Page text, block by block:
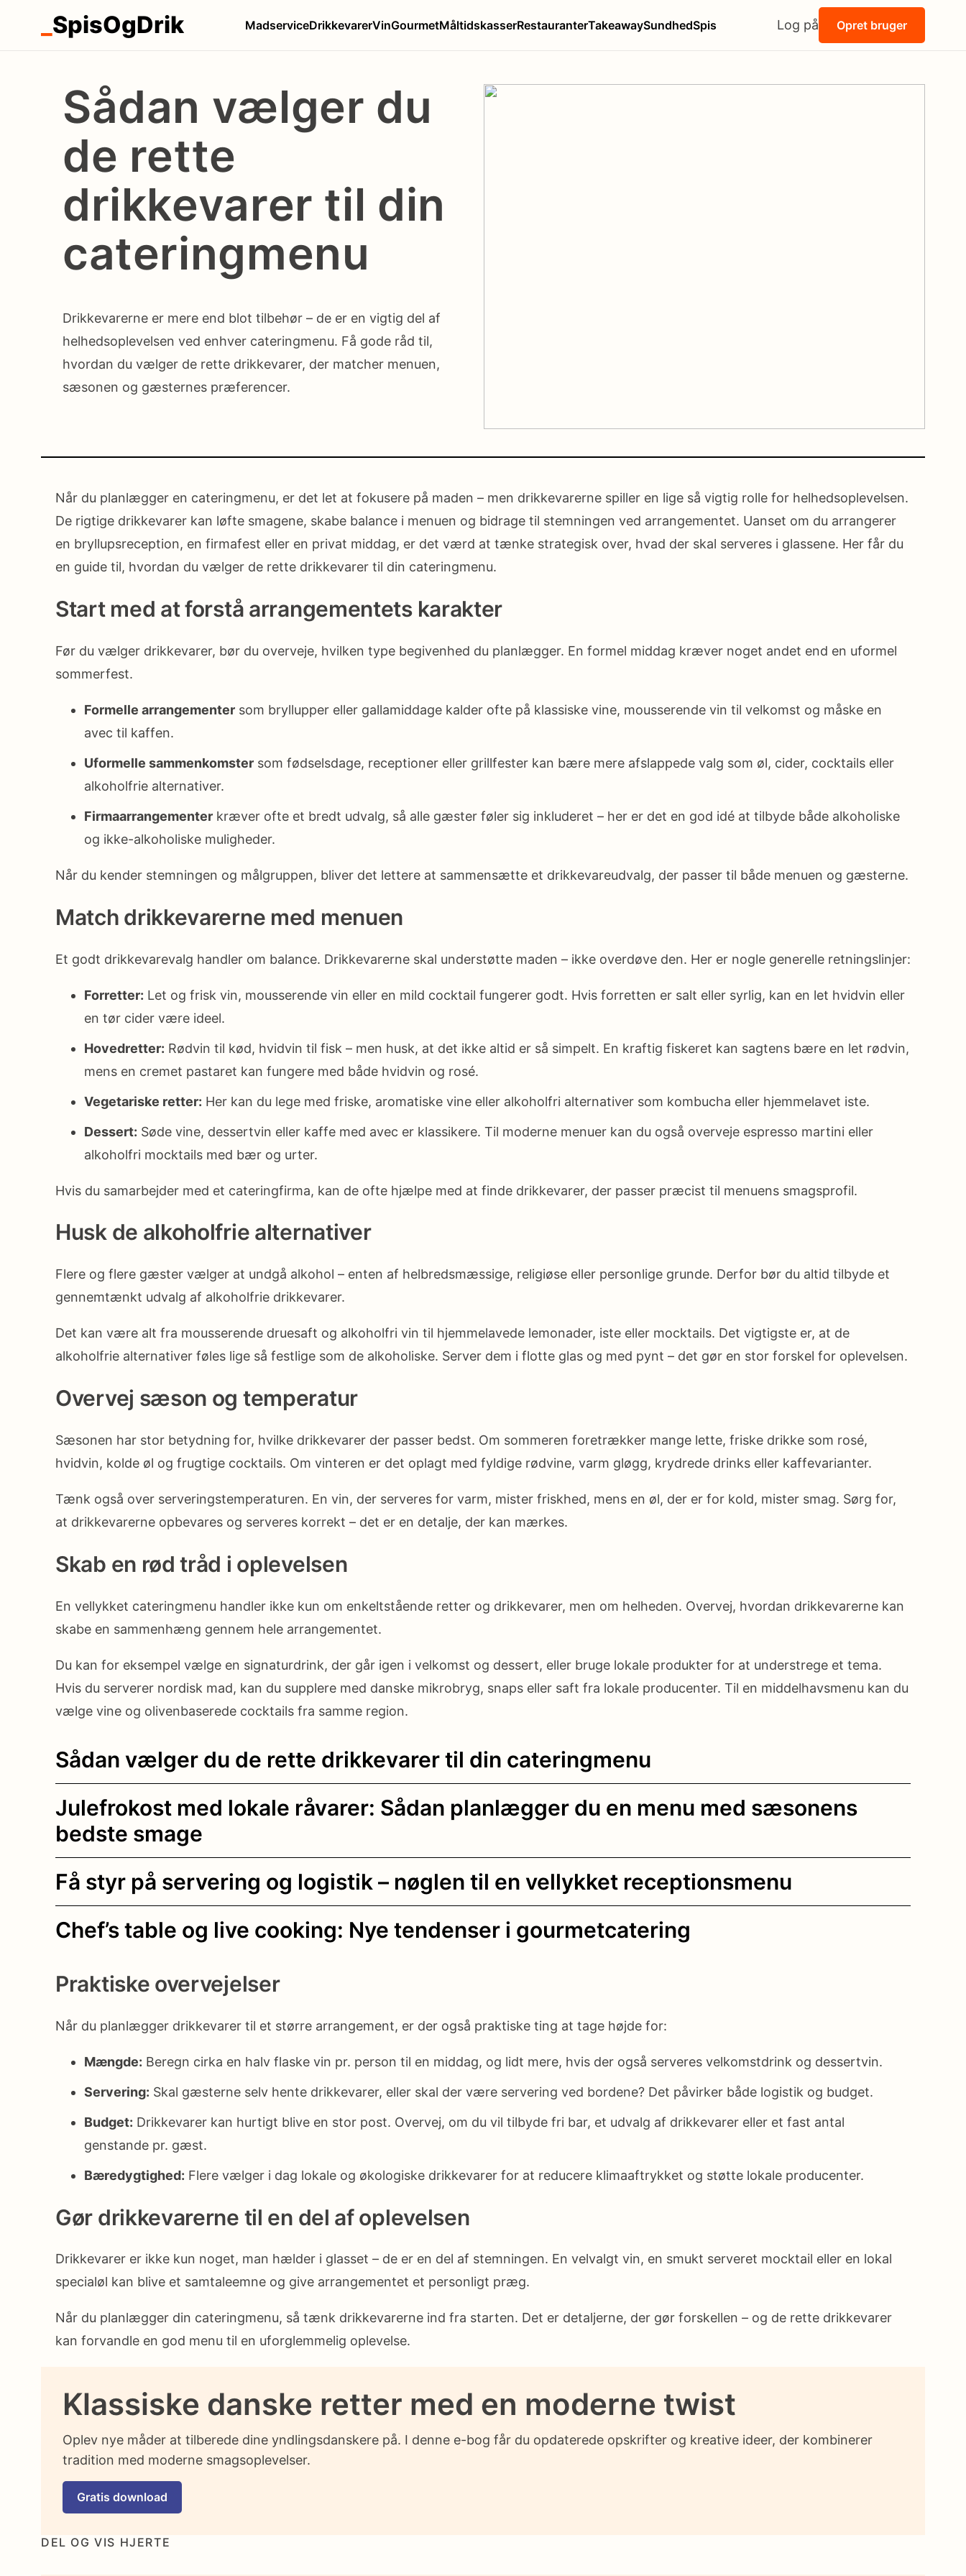
SpisOgDrik MadserviceDrikkevarerVinGourmetMåltidskasserRestauranterTakeawaySundhedSpis Log på Opret bruger
Sådan vælger du
de rette
drikkevarer til din
cateringmenu
Drikkevarerne er mere end blot tilbehør – de er en vigtig del af
helhedsoplevelsen ved enhver cateringmenu. Få gode råd til,
hvordan du vælger de rette drikkevarer, der matcher menuen,
sæsonen og gæsternes præferencer.
Når du planlægger en cateringmenu, er det let at fokusere på maden – men drikkevarerne spiller en lige så vigtig rolle for helhedsoplevelsen.
De rigtige drikkevarer kan løfte smagene, skabe balance i menuen og bidrage til stemningen ved arrangementet. Uanset om du arrangerer
en bryllupsreception, en firmafest eller en privat middag, er det værd at tænke strategisk over, hvad der skal serveres i glassene. Her får du
en guide til, hvordan du vælger de rette drikkevarer til din cateringmenu.
Start med at forstå arrangementets karakter
Før du vælger drikkevarer, bør du overveje, hvilken type begivenhed du planlægger. En formel middag kræver noget andet end en uformel
sommerfest.
Formelle arrangementer som bryllupper eller gallamiddage kalder ofte på klassiske vine, mousserende vin til velkomst og måske en
avec til kaffen.
Uformelle sammenkomster som fødselsdage, receptioner eller grillfester kan bære mere afslappede valg som øl, cider, cocktails eller
alkoholfrie alternativer.
Firmaarrangementer kræver ofte et bredt udvalg, så alle gæster føler sig inkluderet – her er det en god idé at tilbyde både alkoholiske
og ikke-alkoholiske muligheder.
Når du kender stemningen og målgruppen, bliver det lettere at sammensætte et drikkevareudvalg, der passer til både menuen og gæsterne.
Match drikkevarerne med menuen
Et godt drikkevarevalg handler om balance. Drikkevarerne skal understøtte maden – ikke overdøve den. Her er nogle generelle retningslinjer:
Forretter: Let og frisk vin, mousserende vin eller en mild cocktail fungerer godt. Hvis forretten er salt eller syrlig, kan en let hvidvin eller
en tør cider være ideel.
Hovedretter: Rødvin til kød, hvidvin til fisk – men husk, at det ikke altid er så simpelt. En kraftig fiskeret kan sagtens bære en let rødvin,
mens en cremet pastaret kan fungere med både hvidvin og rosé.
Vegetariske retter: Her kan du lege med friske, aromatiske vine eller alkoholfri alternativer som kombucha eller hjemmelavet iste.
Dessert: Søde vine, dessertvin eller kaffe med avec er klassikere. Til moderne menuer kan du også overveje espresso martini eller
alkoholfri mocktails med bær og urter.
Hvis du samarbejder med et cateringfirma, kan de ofte hjælpe med at finde drikkevarer, der passer præcist til menuens smagsprofil.
Husk de alkoholfrie alternativer
Flere og flere gæster vælger at undgå alkohol – enten af helbredsmæssige, religiøse eller personlige grunde. Derfor bør du altid tilbyde et
gennemtænkt udvalg af alkoholfrie drikkevarer.
Det kan være alt fra mousserende druesaft og alkoholfri vin til hjemmelavede lemonader, iste eller mocktails. Det vigtigste er, at de
alkoholfrie alternativer føles lige så festlige som de alkoholiske. Server dem i flotte glas og med pynt – det gør en stor forskel for oplevelsen.
Overvej sæson og temperatur
Sæsonen har stor betydning for, hvilke drikkevarer der passer bedst. Om sommeren foretrækker mange lette, friske drikke som rosé,
hvidvin, kolde øl og frugtige cocktails. Om vinteren er det oplagt med fyldige rødvine, varm gløgg, krydrede drinks eller kaffevarianter.
Tænk også over serveringstemperaturen. En vin, der serveres for varm, mister friskhed, mens en øl, der er for kold, mister smag. Sørg for,
at drikkevarerne opbevares og serveres korrekt – det er en detalje, der kan mærkes.
Skab en rød tråd i oplevelsen
En vellykket cateringmenu handler ikke kun om enkeltstående retter og drikkevarer, men om helheden. Overvej, hvordan drikkevarerne kan
skabe en sammenhæng gennem hele arrangementet.
Du kan for eksempel vælge en signaturdrink, der går igen i velkomst og dessert, eller bruge lokale produkter for at understrege et tema.
Hvis du serverer nordisk mad, kan du supplere med danske mikrobryg, snaps eller saft fra lokale producenter. Til en middelhavsmenu kan du
vælge vine og olivenbaserede cocktails fra samme region.
Sådan vælger du de rette drikkevarer til din cateringmenu
Julefrokost med lokale råvarer: Sådan planlægger du en menu med sæsonens
bedste smage
Få styr på servering og logistik – nøglen til en vellykket receptionsmenu
Chef’s table og live cooking: Nye tendenser i gourmetcatering
Praktiske overvejelser
Når du planlægger drikkevarer til et større arrangement, er der også praktiske ting at tage højde for:
Mængde: Beregn cirka en halv flaske vin pr. person til en middag, og lidt mere, hvis der også serveres velkomstdrink og dessertvin.
Servering: Skal gæsterne selv hente drikkevarer, eller skal der være servering ved bordene? Det påvirker både logistik og budget.
Budget: Drikkevarer kan hurtigt blive en stor post. Overvej, om du vil tilbyde fri bar, et udvalg af drikkevarer eller et fast antal
genstande pr. gæst.
Bæredygtighed: Flere vælger i dag lokale og økologiske drikkevarer for at reducere klimaaftrykket og støtte lokale producenter.
Gør drikkevarerne til en del af oplevelsen
Drikkevarer er ikke kun noget, man hælder i glasset – de er en del af stemningen. En velvalgt vin, en smukt serveret mocktail eller en lokal
specialøl kan blive et samtaleemne og give arrangementet et personligt præg.
Når du planlægger din cateringmenu, så tænk drikkevarerne ind fra starten. Det er detaljerne, der gør forskellen – og de rette drikkevarer
kan forvandle en god menu til en uforglemmelig oplevelse.
DEL OG VIS HJERTE
Klassiske danske retter med en moderne twist
Oplev nye måder at tilberede dine yndlingsdanskere på. I denne e-bog får du opdaterede opskrifter og kreative ideer, der kombinerer
tradition med moderne smagsoplevelser.
Gratis download